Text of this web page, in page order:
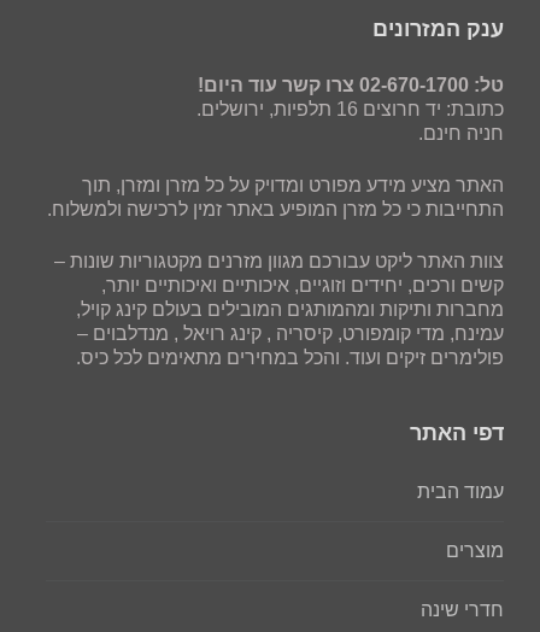
ענק המזרונים
טל: 02-670-1700 צרו קשר עוד היום!
כתובת: יד חרוצים 16 תלפיות, ירושלים.
חניה חינם.
האתר מציע מידע מפורט ומדויק על כל מזרן ומזרן, תוך
התחייבות כי כל מזרן המופיע באתר זמין לרכישה ולמשלוח.
צוות האתר ליקט עבורכם מגוון מזרנים מקטגוריות שונות –
קשים ורכים, יחידים וזוגיים, איכותיים ואיכותיים יותר,
מחברות ותיקות ומהמותגים המובילים בעולם קינג קויל,
עמינח, מדי קומפורט, קיסריה , קינג רויאל , מנדלבוים –
פולימרים זיקים ועוד. והכל במחירים מתאימים לכל כיס.
דפי האתר
עמוד הבית
מוצרים
חדרי שינה